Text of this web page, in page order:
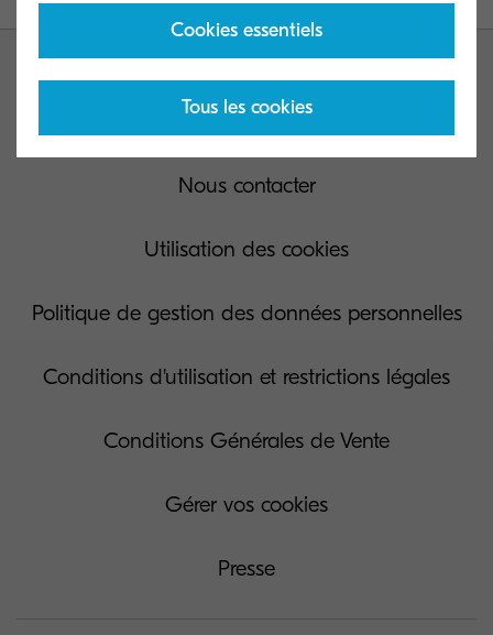
Nous contacter
Utilisation des cookies
Politique de gestion des données personnelles
Conditions d'utilisation et restrictions légales
Conditions Générales de Vente
Gérer vos cookies
Presse
Cookies essentiels
Tous les cookies